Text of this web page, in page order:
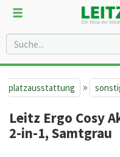
»
Leitz Ergo Cosy
2-in-1, Samtgrau